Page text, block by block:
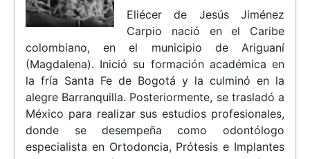
Eliécer de Jesús Jiménez
Carpio nació en el Caribe
colombiano, en el municipio de Ariguaní
(Magdalena). Inició su formación académica en
la fría Santa Fe de Bogotá y la culminó en la
alegre Barranquilla. Posteriormente, se trasladó a
México para realizar sus estudios profesionales,
donde se desempeña como odontólogo
especialista en Ortodoncia, Prótesis e Implantes